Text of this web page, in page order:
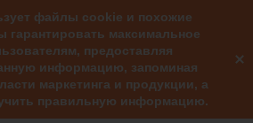
файлы cookie и похожие
гарантировать максимальное
предоставляя
информацию, запоминая
маркетинга и продукции, а
правильную информацию.